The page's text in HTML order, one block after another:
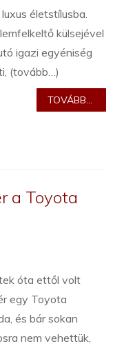
életstílusba.
külsejével
igazi egyéniség
(tovább…)
TOVÁBB...
a Toyota
óta ettől volt
egy Toyota
és bár sokan
nem vehettük,